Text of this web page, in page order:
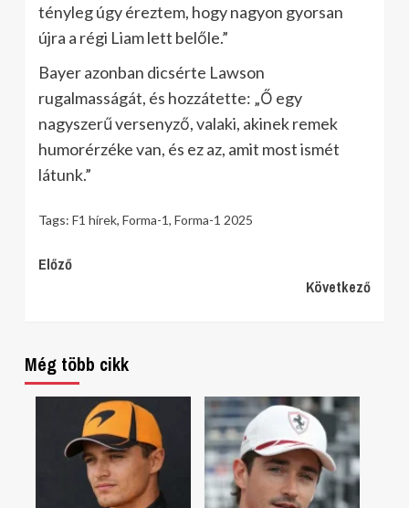
tényleg úgy éreztem, hogy nagyon gyorsan
újra a régi Liam lett belőle.”
Bayer azonban dicsérte Lawson
rugalmasságát, és hozzátette: „Ő egy
nagyszerű versenyző, valaki, akinek remek
humorérzéke van, és ez az, amit most ismét
látunk.”
Tags: F1 hírek, Forma-1, Forma-1 2025
Continue
Előző
Következő
Még több cikk